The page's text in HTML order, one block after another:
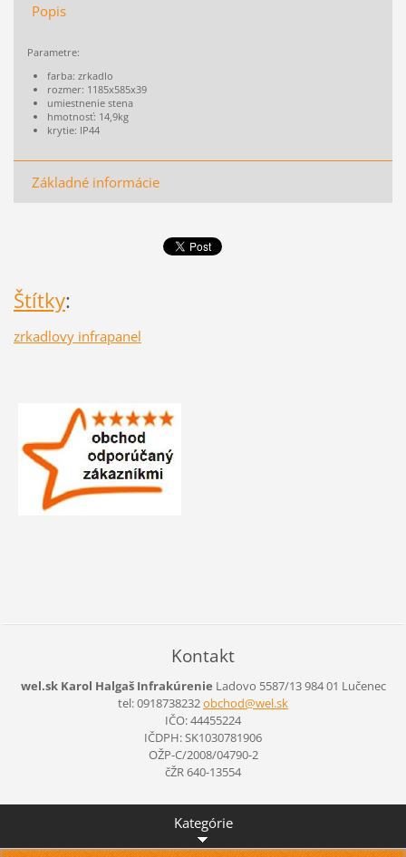
Popis
Parametre:
farba: zrkadlo
rozmer: 1185x585x39
umiestnenie stena
hmotnosť: 14,9kg
krytie: IP44
Základné informácie
Štítky:
zrkadlovy infrapanel
Kontakt
wel.sk Karol Halgaš Infrakúrenie Ladovo 5587/13984 01 Lučenec
tel: 0918738232obchod@wel.sk
IČO: 44455224
IČDPH: SK1030781906
OŽP-C/2008/04790-2
čŽR 640-13554
Kategórie